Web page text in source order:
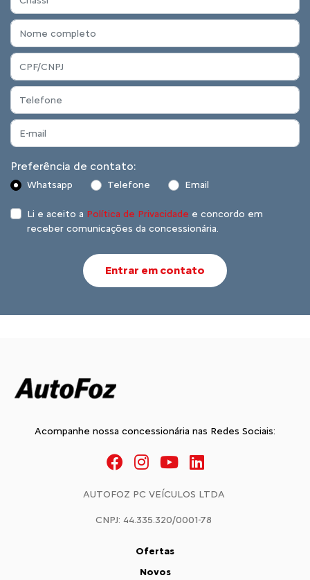
Preferência de contato:
Whatsapp Telefone Email
Li e aceito a Política de Privacidade e concordo em
receber comunicações da concessionária.
Entrar em contato
Acompanhe nossa concessionária nas Redes Sociais:
AUTOFOZ PC VEÍCULOS LTDA
CNPJ: 44.335.320/0001-78
Ofertas
Novos